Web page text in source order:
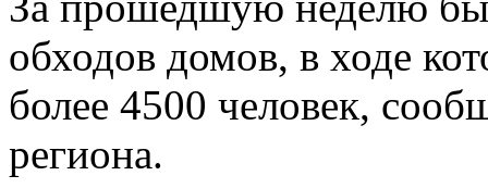
обходов домов, в ходе
более 4500 человек,
региона.